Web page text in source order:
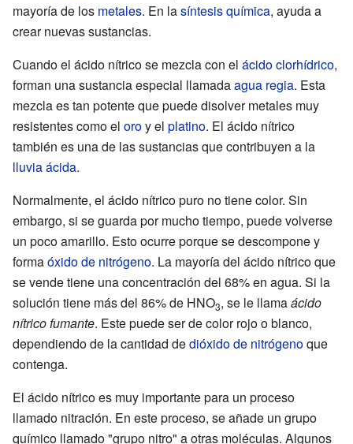
mayoría de los metales. En lasíntesis química, ayuda a
crear nuevas sustancias.
Cuando el ácido nítrico se mezcla con el ácido clorhídrico,
forman una sustancia especial llamadaagua regia. Esta
mezcla es tan potente que puede disolver metales muy
resistentes como el oroy el platino. El ácido nítrico
también es una de las sustancias que contribuyen a la
lluvia ácida.
Normalmente, el ácido nítrico puro no tiene color. Sin
embargo, si se guarda por mucho tiempo, puede volverse
un poco amarillo. Esto ocurre porque se descompone y
formaóxido de nitrógeno. La mayoría del ácido nítrico que
se vende tiene una concentración del 68% en agua. Si la
solución tiene más del 86% de HNO3, se le llamaácido
nítrico fumante. Este puede ser de color rojo o blanco,
dependiendo de la cantidad dedióxido de nitrógenoque
contenga.
El ácido nítrico es muy importante para un proceso
llamado nitración. En este proceso, se añade un grupo
químico llamado "grupo nitro" a otras moléculas. Algunos